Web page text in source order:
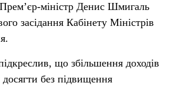
міністр Денис Шмигаль
засідання Кабінету Міністрів
що збільшення доходів
без підвищення